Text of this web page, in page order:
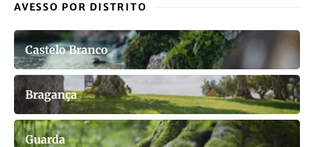
AVESSO POR DISTRITO
Castelo Branco
Bragança
Guarda